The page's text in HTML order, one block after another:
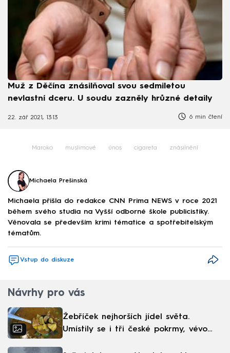
Muž z Děčína znásilňoval svou sedmiletou
nevlastní dceru. U soudu zazněly hrůzné detaily
22. zář 2021, 13:13 6 min čtení
Maroko muslimové únos cigareta znásilnění
Michaela Prešinská
Michaela přišla do redakce CNN Prima NEWS v roce 2021
během svého studia na Vyšší odborné škole publicistiky.
Věnovala se především krimi tématice a spotřebitelským
tématům.
Vstup do diskuze
Návrhy pro vás
Žebříček nejhorších jídel světa.
Umístily se i tři české pokrmy, vévodí